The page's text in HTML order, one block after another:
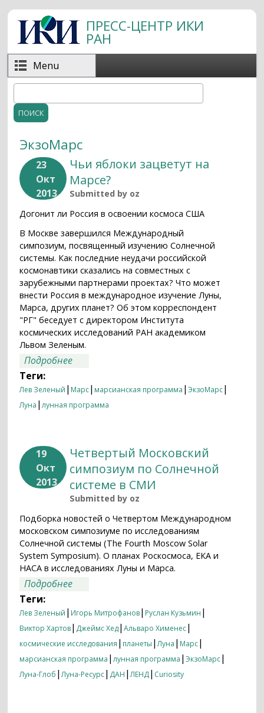
Перейти к основному содержанию
ПРЕСС-ЦЕНТР ИКИ
РАН
Menu
Форма поиска
ЭкзоМарс
23
Окт
2013
Чьи яблоки зацветут на
Марсе?
Submitted by oz
Догонит ли Россия в освоении космоса США
В Москве завершился Международный
симпозиум, посвященный изучению Солнечной
системы. Как последние неудачи российской
космонавтики сказались на совместных с
зарубежными партнерами проектах? Что может
внести Россия в международное изучение Луны,
Марса, других планет? Об этом корреспондент
"РГ" беседует с директором Института
космических исследований РАН академиком
Львом Зеленым.
Подробнее
Теги:
Лев Зеленый | Марс| марсианская программа |ЭкзоМарс|
Луна |лунная программа
19
Окт
2013
Четвертый Московский
симпозиум по Солнечной
системе в СМИ
Submitted by oz
Подборка новостей о Четвертом Международном
московском симпозиуме по исследованиям
Солнечной системы (The Fourth Moscow Solar
System Symposium). О планах Роскосмоса, ЕКА и
НАСА в исследованиях Луны и Марса.
Подробнее
Теги:
Лев Зеленый | Игорь Митрофанов| Руслан Кузьмин |
Виктор Хартов| Джеймс Хед|Альваро Хименес|
космические исследования | планеты |Луна | Марс|
марсианская программа |лунная программа |ЭкзоМарс|
Луна-Глоб |Луна-Ресурс| ДАН |ЛЕНД| Curiosity